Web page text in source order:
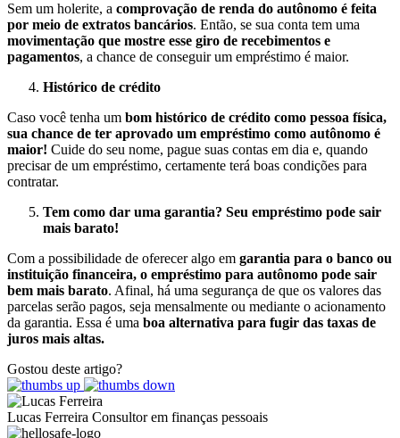
Sem um holerite, a comprovação de renda do autônomo é feita
por meio de extratos bancários. Então, se sua conta tem uma
movimentação que mostre esse giro de recebimentos e
pagamentos, a chance de conseguir um empréstimo é maior.
Histórico de crédito
Caso você tenha um bom histórico de crédito como pessoa física,
sua chance de ter aprovado um empréstimo como autônomo é
maior! Cuide do seu nome, pague suas contas em dia e, quando
precisar de um empréstimo, certamente terá boas condições para
contratar.
Tem como dar uma garantia? Seu empréstimo pode sair
mais barato!
Com a possibilidade de oferecer algo em garantia para o banco ou
instituição financeira, o empréstimo para autônomo pode sair
bem mais barato. Afinal, há uma segurança de que os valores das
parcelas serão pagos, seja mensalmente ou mediante o acionamento
da garantia. Essa é uma boa alternativa para fugir das taxas de
juros mais altas.
Gostou deste artigo?
Lucas Ferreira Consultor em finanças pessoais